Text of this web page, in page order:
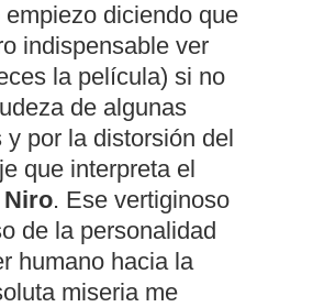
empiezo diciendo que
indispensable ver
la película) si no
de algunas
y por la distorsión del
que interpreta el
Niro. Ese vertiginoso
de la personalidad
humano hacia la
miseria me